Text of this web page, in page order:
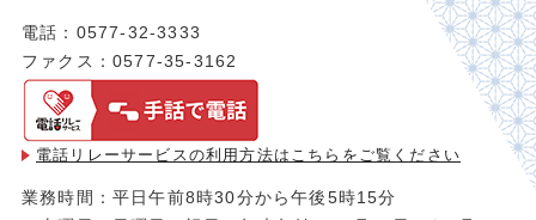
電話：0577-32-3333
ファクス：0577-35-3162
電話リレーサービスの利用方法は こちらをご覧ください
業務時間：平日午前8時30分から午後5時15分